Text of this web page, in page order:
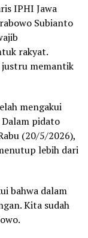
IPHI Jawa
Subianto
rakyat.
memantik
mengakui
pidato
(20/5/2026),
lebih dari
bahwa dalam
Kita sudah